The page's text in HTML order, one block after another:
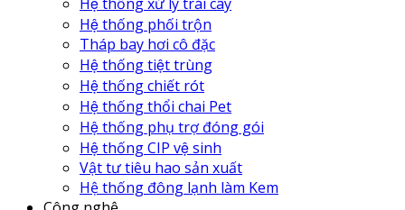
Hệ thống xử lý trái cây
Hệ thống phối trộn
Tháp bay hơi cô đặc
Hệ thống tiệt trùng
Hệ thống chiết rót
Hệ thống thổi chai Pet
Hệ thống phụ trợ đóng gói
Hệ thống CIP vệ sinh
Vật tư tiêu hao sản xuất
Hệ thống đông lạnh làm Kem